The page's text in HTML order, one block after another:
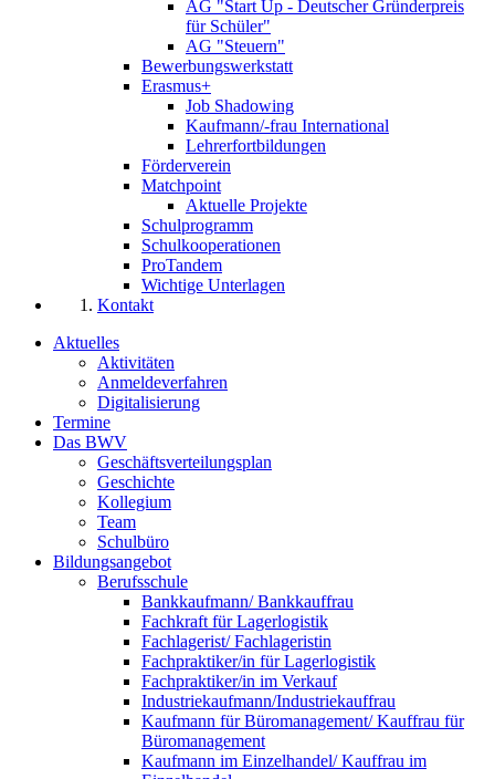
AG "Start Up - Deutscher Gründerpreis
für Schüler"
AG "Steuern"
Bewerbungswerkstatt
Erasmus+
Job Shadowing
Kaufmann/-frau International
Lehrerfortbildungen
Förderverein
Matchpoint
Aktuelle Projekte
Schulprogramm
Schulkooperationen
ProTandem
Wichtige Unterlagen
Kontakt
Aktuelles
Aktivitäten
Anmeldeverfahren
Digitalisierung
Termine
Das BWV
Geschäftsverteilungsplan
Geschichte
Kollegium
Team
Schulbüro
Bildungsangebot
Berufsschule
Bankkaufmann/ Bankkauffrau
Fachkraft für Lagerlogistik
Fachlagerist/ Fachlageristin
Fachpraktiker/in für Lagerlogistik
Fachpraktiker/in im Verkauf
Industriekaufmann/Industriekauffrau
Kaufmann für Büromanagement/ Kauffrau für
Büromanagement
Kaufmann im Einzelhandel/ Kauffrau im